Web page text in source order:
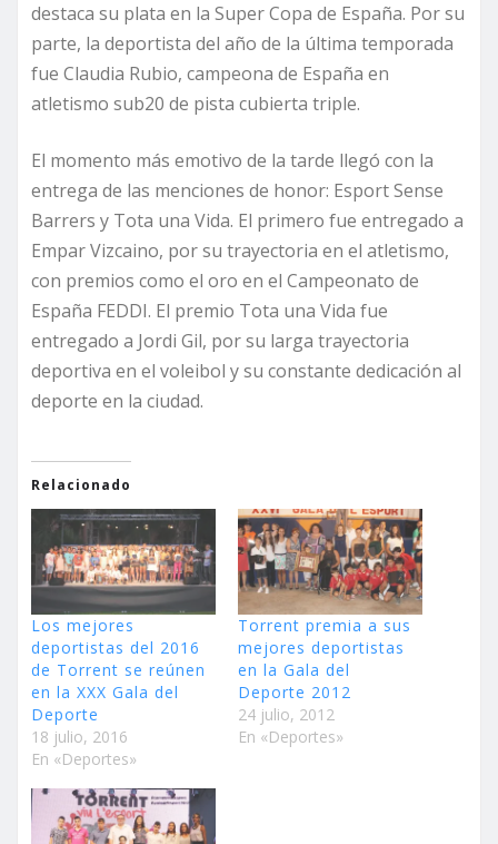
destaca su plata en la Super Copa de España. Por su
parte, la deportista del año de la última temporada
fue Claudia Rubio, campeona de España en
atletismo sub20 de pista cubierta triple.
El momento más emotivo de la tarde llegó con la
entrega de las menciones de honor: Esport Sense
Barrers y Tota una Vida. El primero fue entregado a
Empar Vizcaino, por su trayectoria en el atletismo,
con premios como el oro en el Campeonato de
España FEDDI. El premio Tota una Vida fue
entregado a Jordi Gil, por su larga trayectoria
deportiva en el voleibol y su constante dedicación al
deporte en la ciudad.
Relacionado
Los mejores
deportistas del 2016
de Torrent se reúnen
en la XXX Gala del
Deporte
18 julio, 2016
En «Deportes»
Torrent premia a sus
mejores deportistas
en la Gala del
Deporte 2012
24 julio, 2012
En «Deportes»